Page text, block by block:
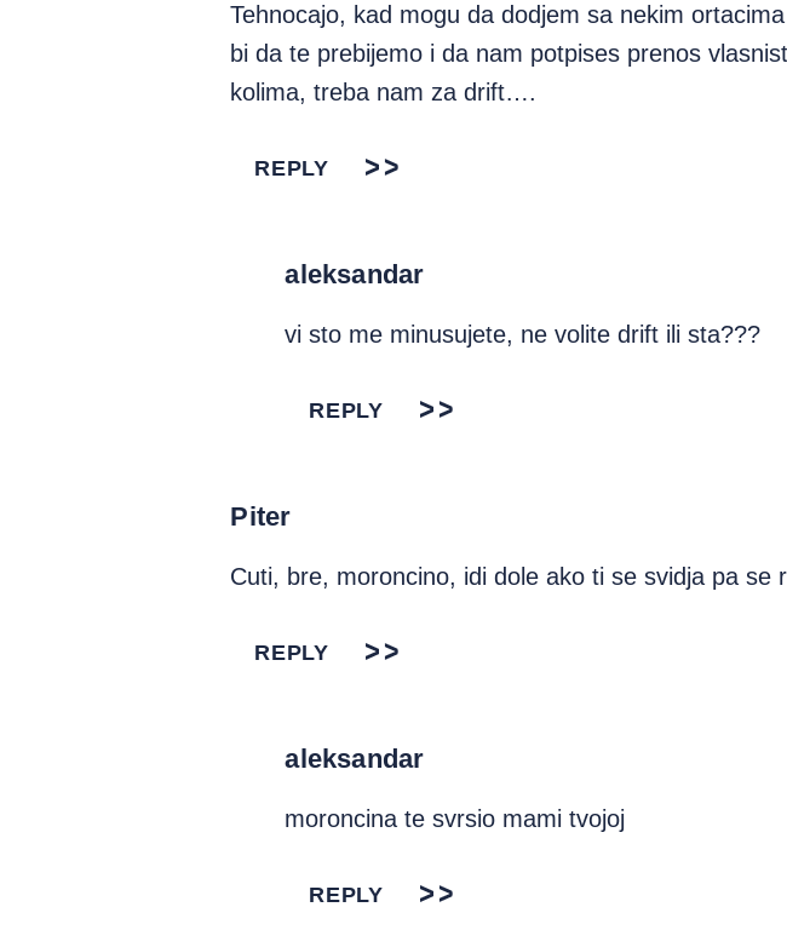
Tehnocajo, kad mogu da dodjem sa nekim
bi da te prebijemo i da nam potpises prenos
kolima, treba nam za drift….
REPLY
aleksandar
vi sto me minusujete, ne volite drift ili sta???
REPLY
Piter
Cuti, bre, moroncino, idi dole ako ti se svidja pa se
REPLY
aleksandar
moroncina te svrsio mami tvojoj
REPLY